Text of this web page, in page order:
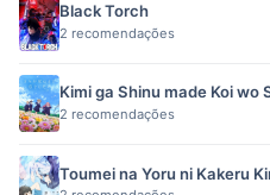
Black Torch
2 recomendações
Kimi ga Shinu made Koi wo
2 recomendações
Toumei na Yoru ni Kakeru